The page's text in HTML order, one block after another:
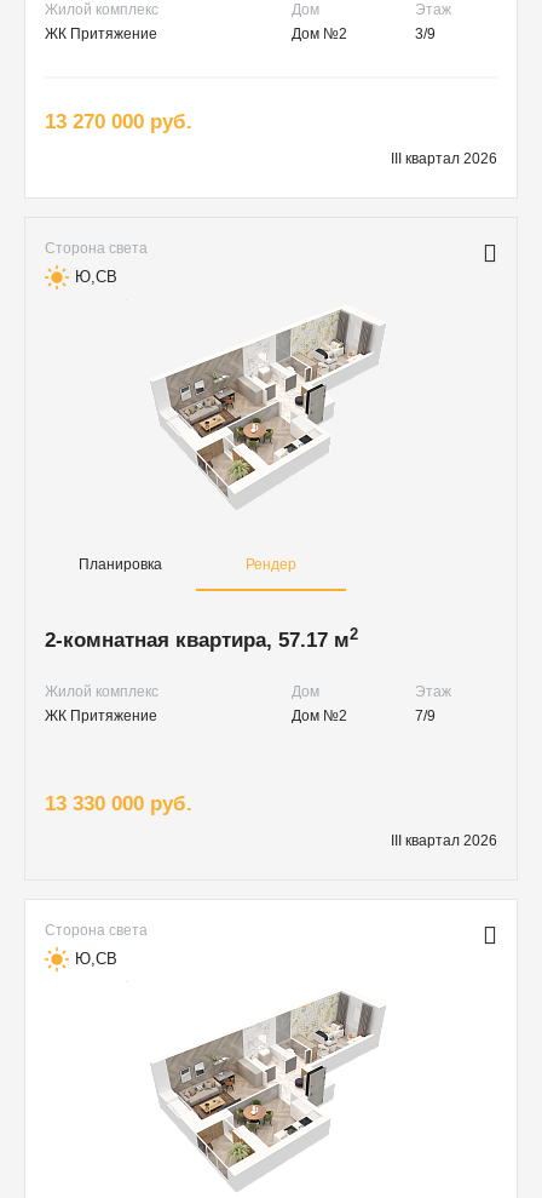
Жилой комплекс Дом
Этаж
ЖК Притяжение
Дом №2 3/9
13 270 000 руб.
III квартал 2026
Сторона света
Ю,СВ
Планировка Рендер
2-комнатная квартира, 57.17 м2
Жилой комплекс Дом
Этаж
ЖК Притяжение
Дом №2 7/9
13 330 000 руб.
III квартал 2026
Сторона света
Ю,СВ